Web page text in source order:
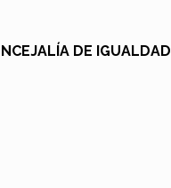
DE IGUALDAD